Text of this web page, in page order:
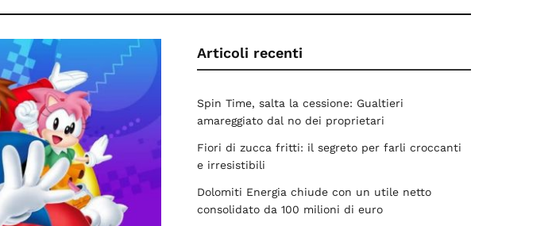
Articoli recenti
Spin Time, salta la cessione: Gualtieri
amareggiato dal no dei proprietari
Fiori di zucca fritti: il segreto per farli croccanti
e irresistibili
Dolomiti Energia chiude con un utile netto
consolidato da 100 milioni di euro